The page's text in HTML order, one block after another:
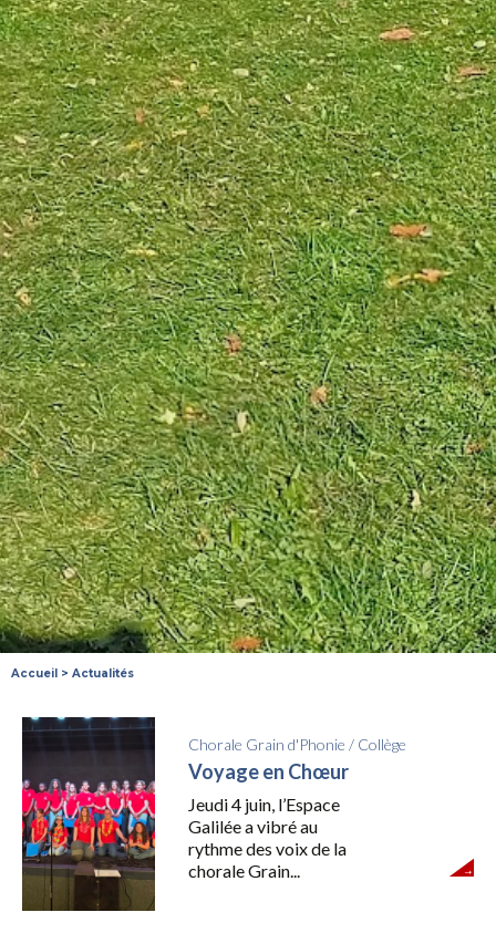
Accueil > Actualités
Chorale Grain d'Phonie / Collège
Voyage en Chœur
Jeudi 4 juin, l’Espace
Galilée a vibré au
rythme des voix de la
chorale Grain...